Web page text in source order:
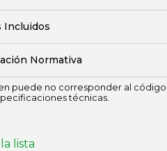
Incluidos
Normativa
puede no corresponder al
técnicas.
lista